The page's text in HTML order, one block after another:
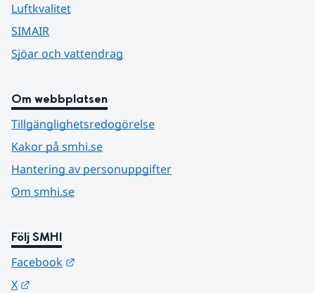
Luftkvalitet
SIMAIR
Sjöar och vattendrag
Om webbplatsen
Tillgänglighetsredogörelse
Kakor på smhi.se
Hantering av personuppgifter
Om smhi.se
Följ SMHI
Facebook
X